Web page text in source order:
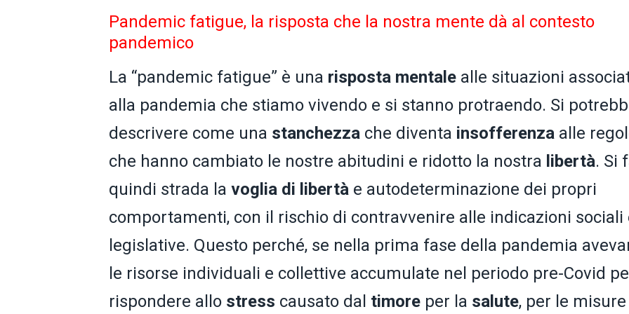
Pandemic fatigue, la risposta che la nostra mente dà al contesto
pandemico
La “pandemic fatigue” è una risposta mentale alle situazioni
alla pandemia che stiamo vivendo e si stanno protraendo. Si
descrivere come una stanchezza che diventa insofferenza alle
che hanno cambiato le nostre abitudini e ridotto la nostra libertà. Si
quindi strada la voglia di libertà e autodeterminazione dei propri
comportamenti, con il rischio di contravvenire alle indicazioni sociali
legislative. Questo perché, se nella prima fase della pandemia
le risorse individuali e collettive accumulate nel periodo pre-Covid
rispondere allo stress causato dal timore per la salute, per le